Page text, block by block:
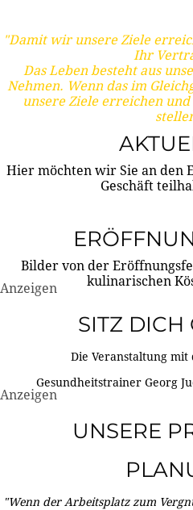
"Damit wir unsere Ziele
Ihr
Das Leben besteht aus
Nehmen. Wenn das im
unsere Ziele erreichen
Hier möchten wir Sie an den
Geschäft
Bilder von der
kulinarischen
Anzeigen
SITZ DICH
Die Veranstaltung
Gesundheitstrainer Georg
Anzeigen
UNSERE
"Wenn der Arbeitsplatz zum